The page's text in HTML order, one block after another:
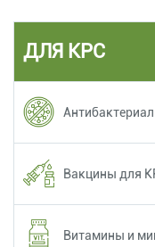
ДЛЯ КРС
Вакцины для
Витамины и